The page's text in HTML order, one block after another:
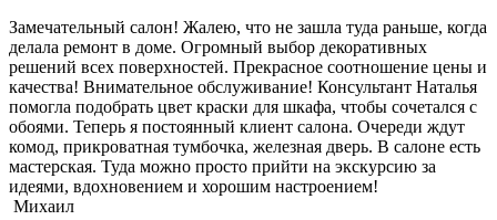
Замечательный салон! Жалею, что не зашла туда раньше, когда
делала ремонт в доме. Огромный выбор декоративных
решений всех поверхностей. Прекрасное соотношение цены и
качества! Внимательное обслуживание! Консультант Наталья
помогла подобрать цвет краски для шкафа, чтобы сочетался с
обоями. Теперь я постоянный клиент салона. Очереди ждут
комод, прикроватная тумбочка, железная дверь. В салоне есть
мастерская. Туда можно просто прийти на экскурсию за
идеями, вдохновением и хорошим настроением!
Михаил